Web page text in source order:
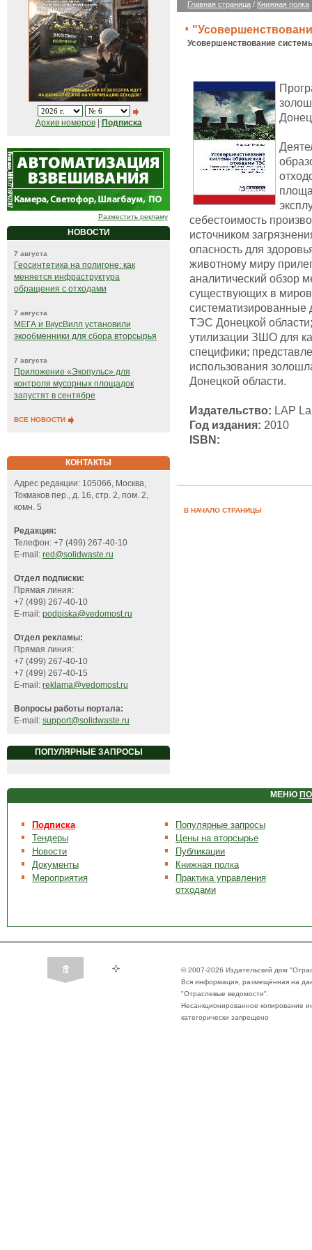
Архив номеров| Подписка
Разместить рекламу
НОВОСТИ
7 августа
Геосинтетика на полигоне: как
меняется инфраструктура
обращения с отходами
7 августа
МЕГА и ВкусВилл установили
экообменники для сбора вторсырья
7 августа
Приложение «Экопульс» для
контроля мусорных площадок
запустят в сентябре
ВСЕ НОВОСТИ
КОНТАКТЫ
Адрес редакции: 105066, Москва,
Токмаков пер., д. 16, стр. 2, пом. 2,
комн. 5
Редакция:
Телефон: +7 (499) 267-40-10
E-mail: red@solidwaste.ru
Отдел подписки:
Прямая линия:
+7 (499) 267-40-10
E-mail: podpiska@vedomost.ru
Отдел рекламы:
Прямая линия:
+7 (499) 267-40-10
+7 (499) 267-40-15
E-mail: reklama@vedomost.ru
Вопросы работы портала:
E-mail: support@solidwaste.ru
ПОПУЛЯРНЫЕ ЗАПРОСЫ
Главная страница / Книжная полка
Усовершенствование
себестоимость
источником
опасность для
животному миру
аналитический обзор
существующих в
систематизированные
ТЭС Донецкой
утилизации ЗШО для
специфики;
использования
Донецкой области.
Издательство: LAP
Год издания: 2010
ISBN:
В НАЧАЛО СТРАНИЦЫ
МЕНЮ
Подписка
Тендеры
Новости
Документы
Мероприятия
Популярные запросы
Цены на вторсырье
Публикации
Книжная полка
Практика управления
отходами
© 2007-2026 Издательский дом
Вся информация, размещённая на
"Отраслевые ведомости".
Несанкционированное копирование
категорически запрещено